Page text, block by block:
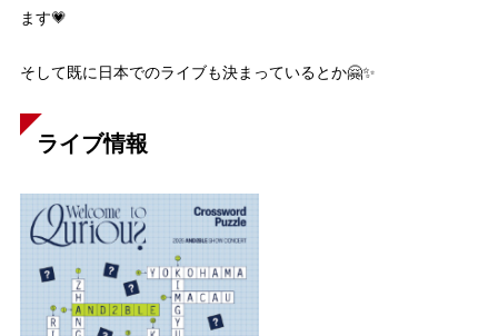
ます💗
そして既に日本でのライブも決まっているとか🤗✨
ライブ情報